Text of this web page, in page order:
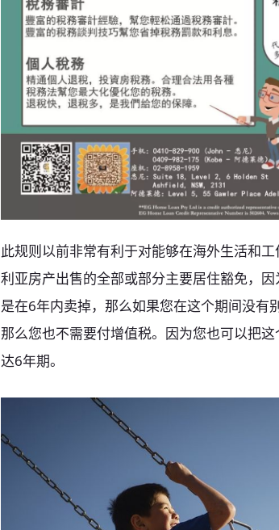
此规则以前非常有利于对能够在海外生活和
利亚房产出售的全部或部分主要居住豁免，
是在6年内卖掉，那么如果您在这个期间没有
那么您也不需要付增值税。因为您也可以把
达6年期。